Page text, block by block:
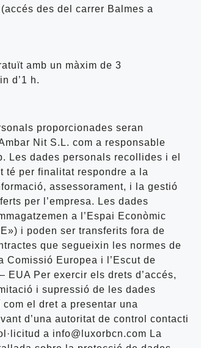
des del carrer Balmes a
amb un màxim de 3
d’1 h.
proporcionades seran
Nit S.L. com a responsable
Les dades personals recollides i el
té per finalitat respondre a la
assessorament, i la gestió
per l’empresa. Les dades
a l’Espai Econòmic
i poden ser transferits fora de
que segueixin les normes de
Comissió Europea i l’Escut de
EUA Per exercir els drets d’accés,
i supressió de les dades
el dret a presentar una
d’una autoritat de control contacti
a info@luxorbcn.com La